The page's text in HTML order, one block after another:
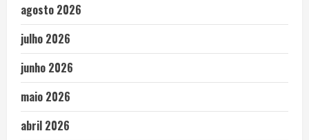
agosto 2026
julho 2026
junho 2026
maio 2026
abril 2026